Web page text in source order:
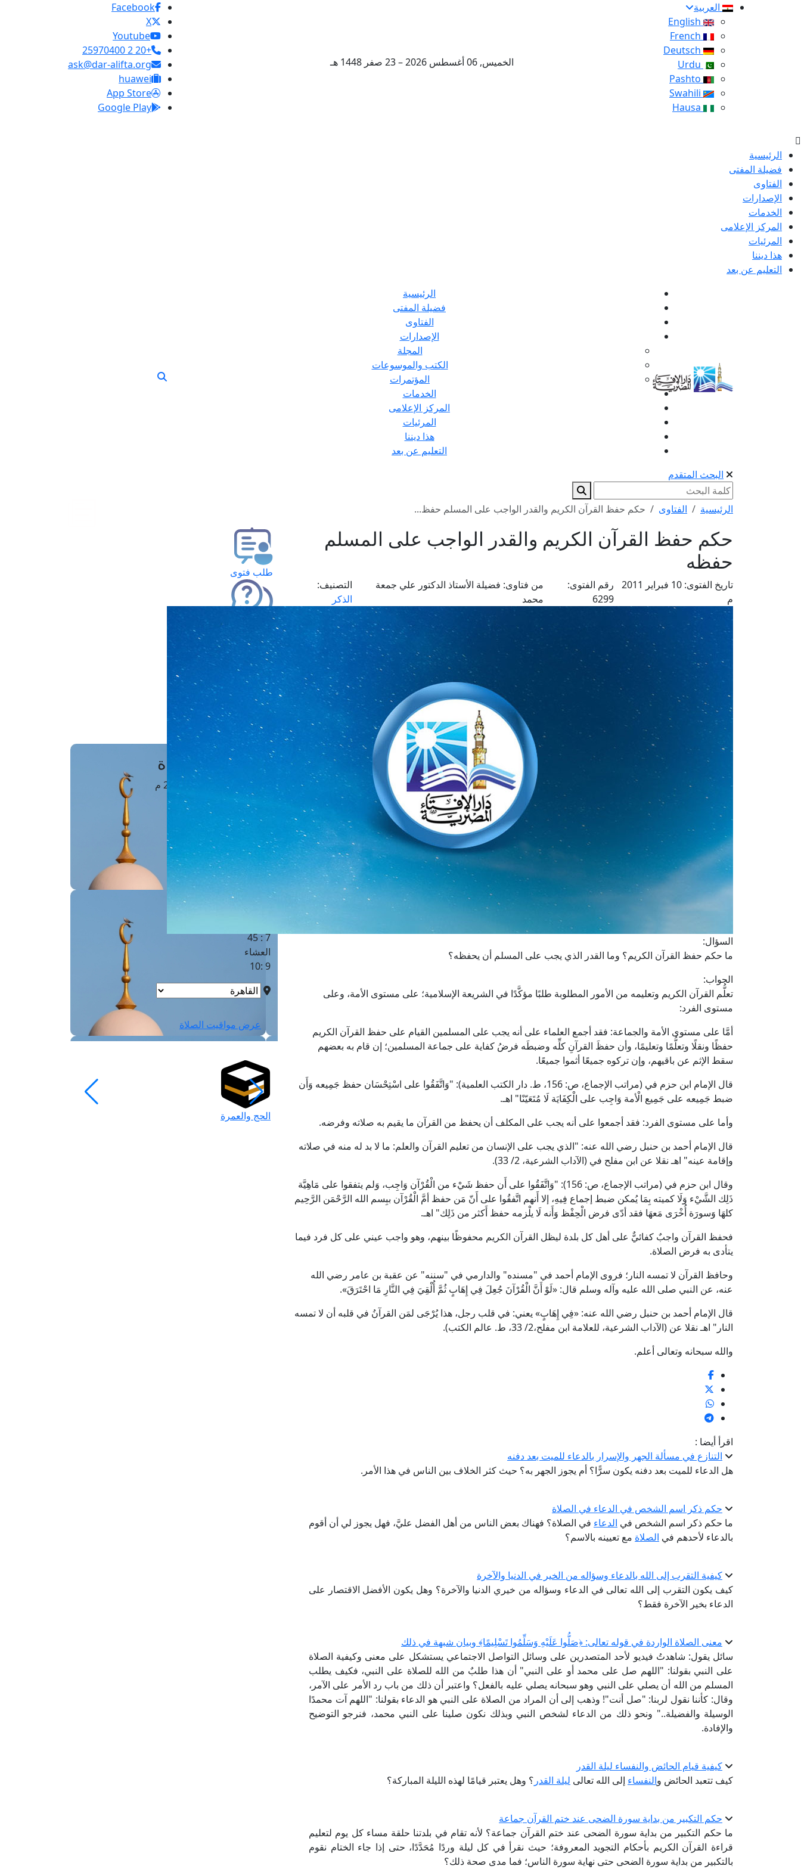
العربية
الخميس, 06 أغسطس 2026 – 23 صفر 1448 هـ
Facebook
X
Youtube
+20 2 25970400
ask@dar-alifta.org
huawei
App Store
Google Play
الرئيسية
فضيلة المفتى
الفتاوى
الإصدارات
الخدمات
المركز الإعلامى
المرئيات
هذا ديننا
التعليم عن بعد
الرئيسية
فضيلة المفتى
الفتاوى
الإصدارات
المجلة
الكتب والموسوعات
المؤتمرات
الخدمات
المركز الإعلامى
المرئيات
هذا ديننا
التعليم عن بعد
البحث المتقدم
الرئيسية الفتاوى حكم حفظ القرآن الكريم والقدر الواجب على المسلم حفظ...
حكم حفظ القرآن الكريم والقدر الواجب على المسلم
حفظه
تاريخ الفتوى:
10 فبراير 2011
م
رقم الفتوى:
6299
من فتاوى: فضيلة الأستاذ الدكتور علي جمعة
محمد
التصنيف:
الذكر
السؤال:
ما حكم حفظ القرآن الكريم؟ وما القدر الذي يجب على المسلم أن يحفظه؟
الجواب:
تعلُّم القرآن الكريم وتعليمه من الأمور المطلوبة طلبًا مؤكَّدًا في الشريعة الإسلامية؛ على مستوى الأمة، وعلى
مستوى الفرد:
أمَّا على مستوى الأمة والجماعة: فقد أجمع العلماء على أنه يجب على المسلمين القيام على حفظ القرآن الكريم
حفظًا ونقلًا وتعلُّمًا وتعليمًا، وأن حفظَ القرآنِ كلِّه وضبطَه فرضُ كفاية على جماعة المسلمين؛ إن قام به بعضهم
سقط الإثم عن باقيهم، وإن تركوه جميعًا أثموا جميعًا.
قال الإمام ابن حزم في (مراتب الإجماع، ص: 156، ط. دار الكتب العلمية): "وَاتَّفَقُوا على اسْتِحْسَان حفظ جَمِيعه وَأَن
ضبط جَمِيعه على جَمِيع الْأمة وَاجِب على الْكِفَايَة لَا مُتَعَيّنًا" اهـ.
وأما على مستوى الفرد: فقد أجمعوا على أنه يجب على المكلف أن يحفظ من القرآن ما يقيم به صلاته وفرضه.
قال الإمام أحمد بن حنبل رضي الله عنه: "الذي يجب على الإنسان من تعليم القرآن والعلم: ما لا بد له منه في صلاته
وإقامة عينه" اهـ نقلا عن ابن مفلح في (الآداب الشرعية، 2/ 33).
وقال ابن حزم في (مراتب الإجماع، ص: 156): "وَاتَّفَقُوا على أَن حفظ شَيْء من الْقُرْآن وَاجِب، وَلم يتفقوا على مَاهِيَّة
ذَلِك الشَّيْء وَلَا كميته بِمَا يُمكن ضبط إجماع فِيهِ، إلا أَنهم اتَّفقُوا على أَنّ مَن حفظ أمَّ الْقُرْآن ببِسم الله الرَّحْمَن الرَّحِيم
كلهَا وَسورَة أُخْرَى مَعهَا فقد أدّى فرض الْحِفْظ وَأَنه لَا يلْزمه حفظ أَكثر من ذَلِك" اهـ.
فحفظ القرآن واجبٌ كفائيٌّ على أهل كل بلدة ليظل القرآن الكريم محفوظًا بينهم، وهو واجب عيني على كل فرد فيما
يتأدى به فرض الصلاة.
وحافظ القرآن لا تمسه النار؛ فروى الإمام أحمد في "مسنده" والدارمي في "سننه" عن عقبة بن عامر رضي الله
عنه، عن النبي صلى الله عليه وآله وسلم قال: «لَوْ أَنَّ الْقُرْآنَ جُعِلَ فِي إِهَابٍ ثُمَّ أُلْقِيَ فِي النَّارِ مَا احْتَرَقَ».
قال الإمام أحمد بن حنبل رضي الله عنه: «فِي إِهَابٍ» يعني: في قلب رجل، هذا يُرْجَى لمَن القرآنُ في قلبه أن لا تمسه
النار" اهـ نقلا عن (الآداب الشرعية، للعلامة ابن مفلح،2/ 33، ط. عالم الكتب).
والله سبحانه وتعالى أعلم.
اقرأ أيضا :
التنازع في مسألة الجهر والإسرار بالدعاء للميت بعد دفنه
هل الدعاء للميت بعد دفنه يكون سرًّا؟ أم يجوز الجهر به؟ حيث كثر الخلاف بين الناس في هذا الأمر.
حكم ذكر اسم الشخص في الدعاء في الصلاة
ما حكم ذكر اسم الشخص في الدعاء في الصلاة؟ فهناك بعض الناس من أهل الفضل عليَّ، فهل يجوز لي أن أقوم
بالدعاء لأحدهم في الصلاة مع تعيينه بالاسم؟
كيفية التقرب إلى الله بالدعاء وسؤاله من الخير في الدنيا والآخرة
كيف يكون التقرب إلى الله تعالى في الدعاء وسؤاله من خيري الدنيا والآخرة؟ وهل يكون الأفضل الاقتصار على
الدعاء بخير الآخرة فقط؟
معنى الصلاة الواردة في قوله تعالى: ﴿صَلُّوا عَلَيْهِ وَسَلِّمُوا تَسْلِيمًا﴾ وبيان شبهة في ذلك
سائل يقول: شاهدتُ فيديو لأحد المتصدرين على وسائل التواصل الاجتماعي يستشكل على معنى وكيفية الصلاة
على النبي بقولنا: "اللهم صل على محمد أو على النبي" أن هذا طلبٌ من الله للصلاة على النبي، فكيف يطلب
المسلم من الله أن يصلي على النبي وهو سبحانه يصلي عليه بالفعل؟ واعتبر أن ذلك من باب رد الأمر على الآمر،
وقال: كأننا نقول لربنا: "صل أنت"! وذهب إلى أن المراد من الصلاة على النبي هو الدعاء بقولنا: "اللهم آت محمدًا
الوسيلة والفضيلة.." ونحو ذلك من الدعاء لشخص النبي وبذلك نكون صلينا على النبي محمد، فنرجو التوضيح
والإفادة.
كيفية قيام الحائض والنفساء ليلة القدر
كيف تتعبد الحائض والنفساء إلى الله تعالى ليلة القدر ؟ وهل يعتبر قيامًا لهذه الليلة المباركة؟
حكم التكبير من بداية سورة الضحى عند ختم القرآن جماعة
ما حكم التكبير من بداية سورة الضحى عند ختم القرآن جماعة؟ لأنه تقام في بلدتنا حلقة مساء كل يوم لتعليم
قراءة القرآن الكريم بأحكام التجويد المعروفة؛ حيث نقرأ في كل ليلة وردًا مُحَدَّدًا، حتى إذا جاء الختام نقوم
بالتكبير من بداية سورة الضحى حتى نهاية سورة الناس؛ فما مدى صحة ذلك؟
طلب فتوى
استعلام عن فتوى
حجز موعد
الفتوى الهاتفية
مَواقِيتُ الصَّـــلاة
القاهرة · 06 أغسطس 2026 م
الفجر
الظهر
العصر
7 : 45
العشاء
9 :10
عرض مواقيت الصلاة
الحج والعمرة